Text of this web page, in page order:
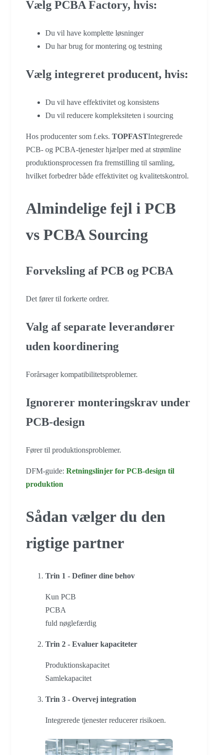
Vælg PCBA Factory, hvis:
Du vil have komplette løsninger
Du har brug for montering og testning
Vælg integreret producent, hvis:
Du vil have effektivitet og konsistens
Du vil reducere kompleksiteten i sourcing
Hos producenter som f.eks. TOPFASTIntegrerede
PCB- og PCBA-tjenester hjælper med at strømline
produktionsprocessen fra fremstilling til samling,
hvilket forbedrer både effektivitet og kvalitetskontrol.
Almindelige fejl i PCB
vs PCBA Sourcing
Forveksling af PCB og PCBA
Det fører til forkerte ordrer.
Valg af separate leverandører
uden koordinering
Forårsager kompatibilitetsproblemer.
Ignorerer monteringskrav under
PCB-design
Fører til produktionsproblemer.
DFM-guide: Retningslinjer for PCB-design til
produktion
Sådan vælger du den
rigtige partner
Trin 1 - Definer dine behov
Kun PCB
PCBA
fuld nøglefærdig
Trin 2 - Evaluer kapaciteter
Produktionskapacitet
Samlekapacitet
Trin 3 - Overvej integration
Integrerede tjenester reducerer risikoen.